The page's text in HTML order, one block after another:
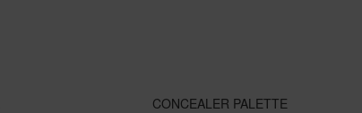
CONCEALER PALETTE